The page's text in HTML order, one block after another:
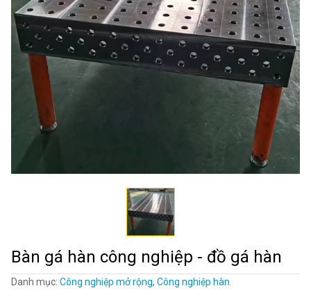
Bàn gá hàn công nghiệp - đồ gá hàn
Danh mục: Công nghiệp mở rộng, Công nghiệp hàn